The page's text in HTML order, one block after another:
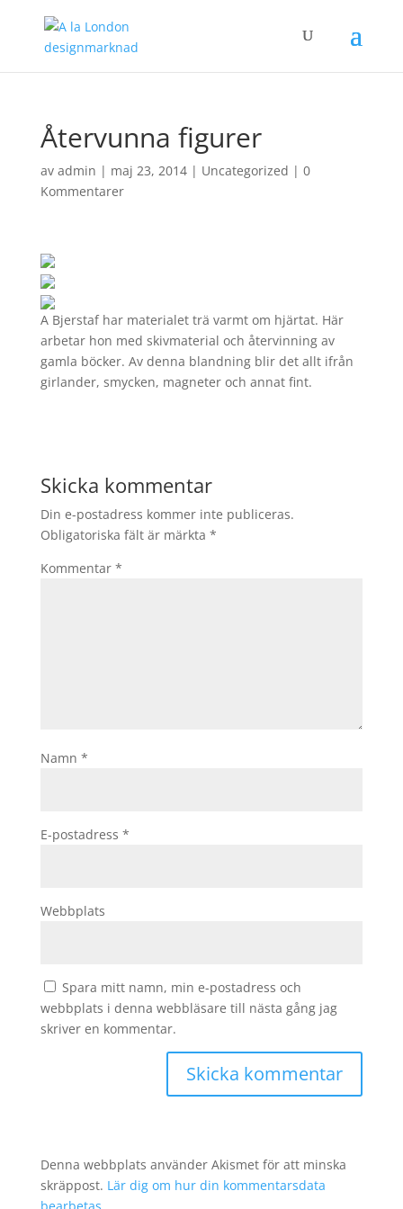
Återvunna figurer
av admin | maj 23, 2014| Uncategorized | 0
Kommentarer
A Bjerstaf har materialet trä varmt om hjärtat. Här
arbetar hon med skivmaterial och återvinning av
gamla böcker. Av denna blandning blir det allt ifrån
girlander, smycken, magneter och annat fint.
Skicka kommentar
Din e-postadress kommer inte publiceras.
Obligatoriska fält är märkta *
Kommentar *
Namn *
E-postadress *
Webbplats
Spara mitt namn, min e-postadress och
webbplats i denna webbläsare till nästa gång jag
skriver en kommentar.
Denna webbplats använder Akismet för att minska
skräppost. Lär dig om hur din kommentarsdata